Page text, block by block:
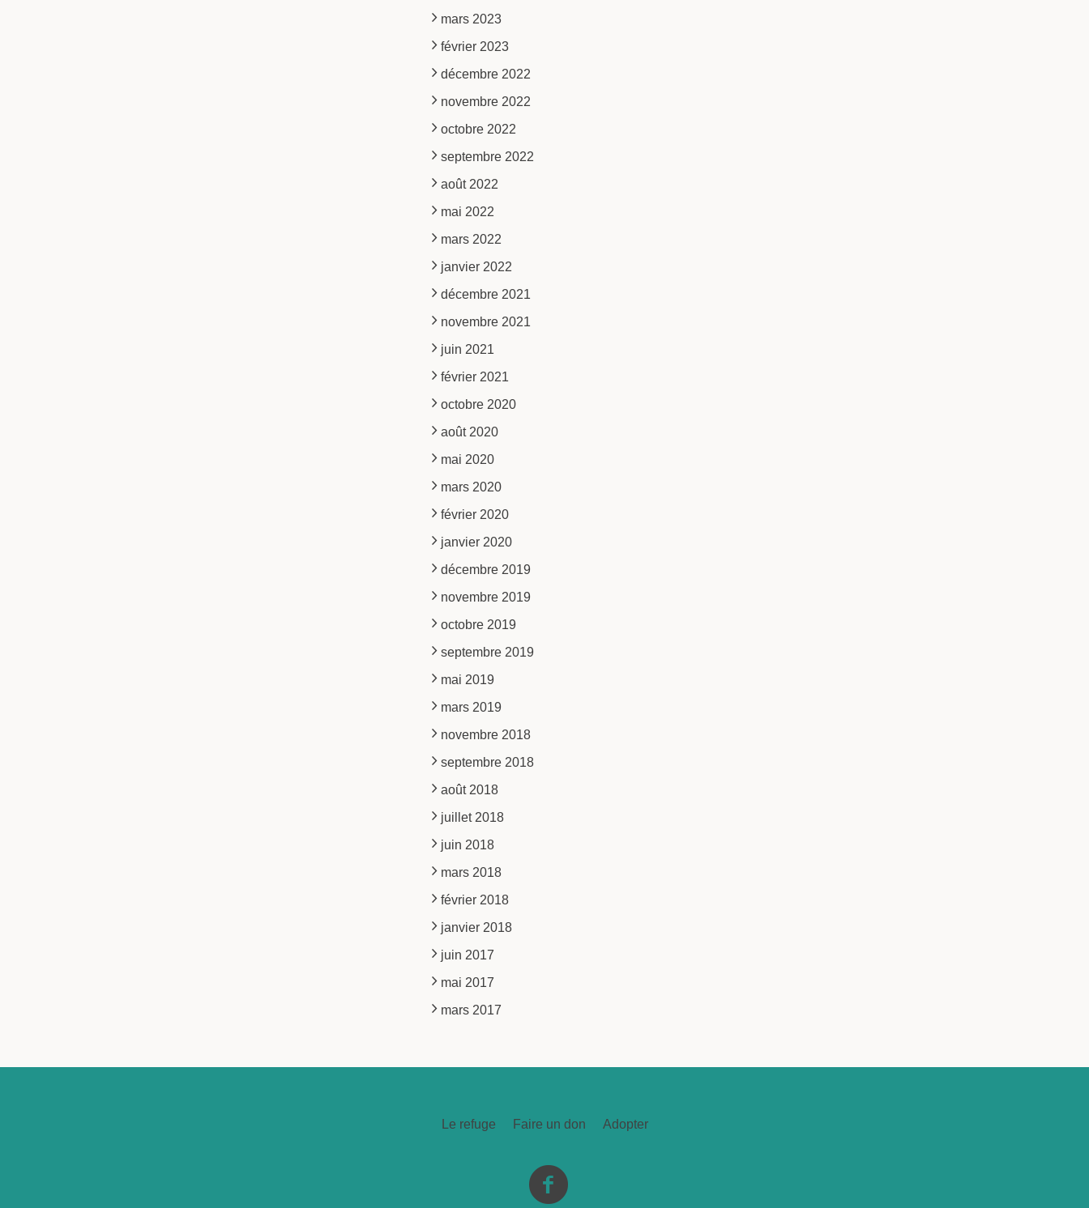
mars 2023
février 2023
décembre 2022
novembre 2022
octobre 2022
septembre 2022
août 2022
mai 2022
mars 2022
janvier 2022
décembre 2021
novembre 2021
juin 2021
février 2021
octobre 2020
août 2020
mai 2020
mars 2020
février 2020
janvier 2020
décembre 2019
novembre 2019
octobre 2019
septembre 2019
mai 2019
mars 2019
novembre 2018
septembre 2018
août 2018
juillet 2018
juin 2018
mars 2018
février 2018
janvier 2018
juin 2017
mai 2017
mars 2017
Le refuge Faire un don Adopter